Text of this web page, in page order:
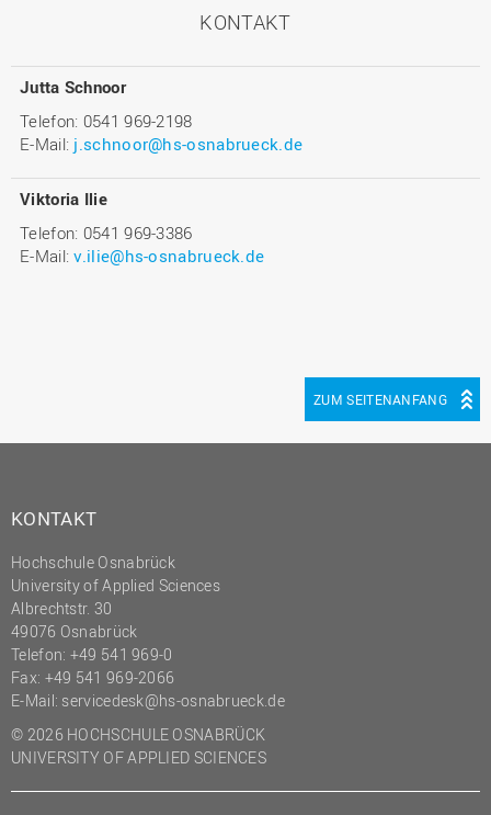
KONTAKT
Jutta Schnoor
Telefon: 0541 969-2198
E-Mail: j.schnoor@hs-osnabrueck.de
Viktoria Ilie
Telefon: 0541 969-3386
E-Mail:v.ilie@hs-osnabrueck.de
ZUM SEITENANFANG
KONTAKT
Hochschule Osnabrück
University of Applied Sciences
Albrechtstr. 30
49076 Osnabrück
Telefon: +49 541 969-0
Fax: +49 541 969-2066
E-Mail: servicedesk@hs-osnabrueck.de
© 2026 HOCHSCHULE OSNABRÜCK
UNIVERSITY OF APPLIED SCIENCES